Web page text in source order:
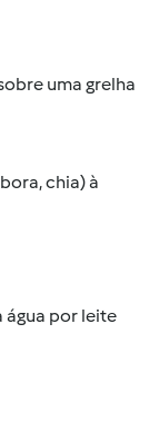
uma grelha
chia) à
água por leite